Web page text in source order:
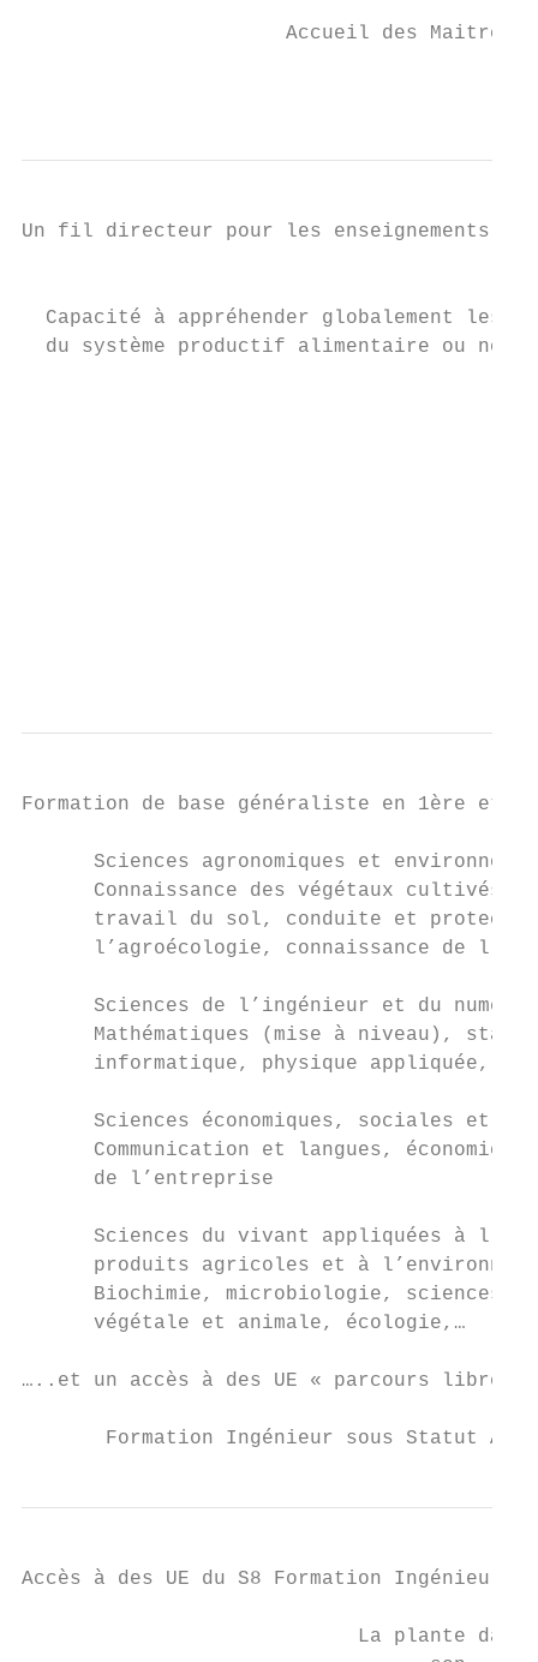
Accueil des Maitres
Un fil directeur pour les enseignements de
Capacité à appréhender globalement les
du système productif alimentaire ou non-
Formation de base généraliste en 1ère et
Sciences agronomiques et
Connaissance des végétaux cultivés
travail du sol, conduite et
l’agroécologie, connaissance de
Sciences de l’ingénieur et du
Mathématiques (mise à niveau),
      informatique, physique appliquée,
Sciences économiques, sociales et de
Communication et langues, économie,
      de l’entreprise
Sciences du vivant appliquées à
produits agricoles et à
Biochimie, microbiologie, sciences
      végétale et animale, écologie,…
…..et un accès à des UE « parcours libre »
Formation Ingénieur sous Statut
Accès à des UE du S8 Formation Ingénieur
                            La plante dans